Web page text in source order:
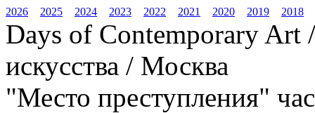
2026 2025 2024 2023 2022 2021 2020 2019 2018
Days of Contemporary Art
искусства / Москва
"Место преступления"